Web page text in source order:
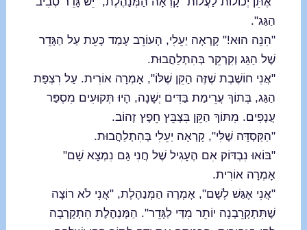
הַגַּג".
"הִנֵּה הוּא!" קָרְאָה יַעֵלִי, הָעוֹרֵב עָמַד כָּעֵת עַל הַגָּדֵר
שֶׁל הַגַּג וְקִרְקֵר בְּהִתְלַהֲבוּת.
"אֲנִי חוֹשֶׁבֶת שֶׁזֶּה הַקֵּן שֶׁלּוֹ", אָמְרָה אוֹרִית. עַל רִצְפַּת
הַגַּג, בְּתוֹךְ עֲרֵימַת בַּדִּים יְשָׁנָה, הָיוּ תְּקוּעִים מִסְפַּר
עֲנָפִים. מִתּוֹךְ הַקֵּן בִּצְבֵּץ חֵפֶץ זָהוֹב.
"הַקַּסְדָּה שֶׁלִּי", קָרְאָה יַעֵלִי בְּהִתְלַהֲבוּת.
"בּוֹאוּ נִבְדּוֹק אִם הֶעָגִיל שֶׁל חֲנִי גַּם נִמְצָא שָׁם"
אָמְרָה אוֹרִית.
"אֲנִי אֶגַּשׁ לְשָׁם", אָמְרָה הַמְּנַהֶלֶת, "אֲנִי לֹא רוֹצָה
שֶׁתִּתְקָרֵבְנָה יוֹתֵר מִדַּי לַגָּדֵר". הַמְּנַהֶלֶת הִתְקָרְבָה